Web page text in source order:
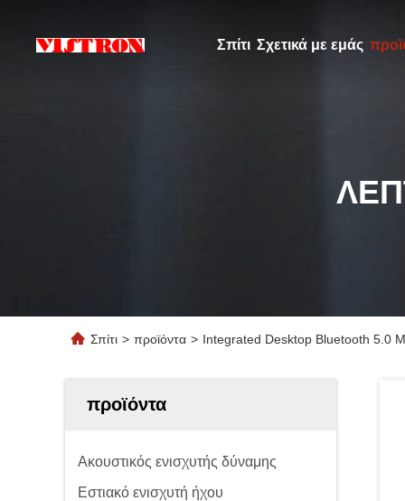
Σπίτι Σχετικά με εμάς
Σπίτι > προϊόντα > Integrated Desktop Bluetooth 5.0
προϊόντα
Ακουστικός ενισχυτής δύναμης
Εστιακό ενισχυτή ήχου